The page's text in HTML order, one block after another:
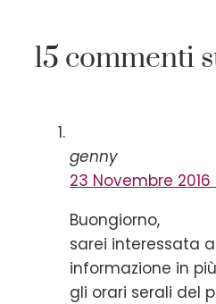
15 commenti
genny
23 Novembre 2016
Buongiorno,
sarei interessata
informazione in
gli orari serali del